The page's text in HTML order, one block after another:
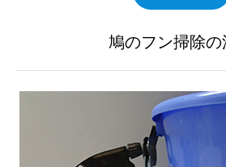
鳩のフン掃除の